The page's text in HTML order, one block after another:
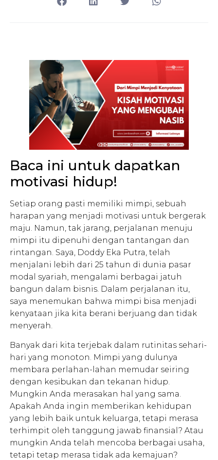
Baca ini untuk dapatkan
motivasi hidup!
Setiap orang pasti memiliki mimpi, sebuah
harapan yang menjadi motivasi untuk bergerak
maju. Namun, tak jarang, perjalanan menuju
mimpi itu dipenuhi dengan tantangan dan
rintangan. Saya, Doddy Eka Putra, telah
menjalani lebih dari 25 tahun di dunia pasar
modal syariah, mengalami berbagai jatuh
bangun dalam bisnis. Dalam perjalanan itu,
saya menemukan bahwa mimpi bisa menjadi
kenyataan jika kita berani berjuang dan tidak
menyerah.
Banyak dari kita terjebak dalam rutinitas sehari-
hari yang monoton. Mimpi yang dulunya
membara perlahan-lahan memudar seiring
dengan kesibukan dan tekanan hidup.
Mungkin Anda merasakan hal yang sama.
Apakah Anda ingin memberikan kehidupan
yang lebih baik untuk keluarga, tetapi merasa
terhimpit oleh tanggung jawab finansial? Atau
mungkin Anda telah mencoba berbagai usaha,
tetapi tetap merasa tidak ada kemajuan?